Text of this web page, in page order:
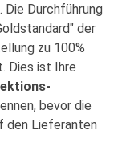
Durchführung
der
zu 100%
Dies ist Ihre
bevor die
den Lieferanten